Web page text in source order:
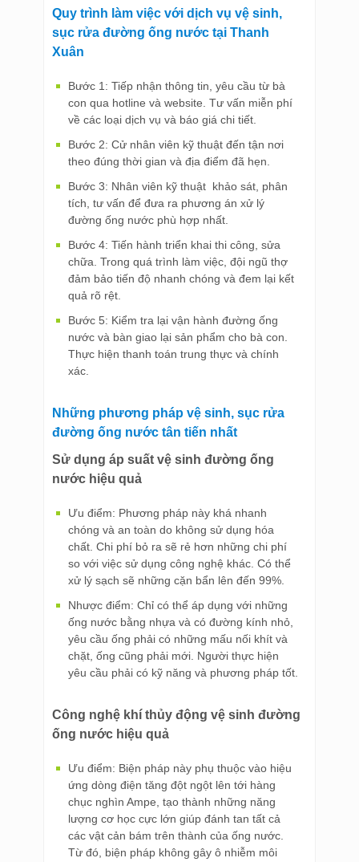
Quy trình làm việc với dịch vụ vệ sinh,
sục rửa đường ống nước tại Thanh
Xuân
Bước 1: Tiếp nhận thông tin, yêu cầu từ bà
con qua hotline và website. Tư vấn miễn phí
về các loại dịch vụ và báo giá chi tiết.
Bước 2: Cử nhân viên kỹ thuật đến tận nơi
theo đúng thời gian và địa điểm đã hẹn.
Bước 3: Nhân viên kỹ thuật khảo sát, phân
tích, tư vấn để đưa ra phương án xử lý
đường ống nước phù hợp nhất.
Bước 4: Tiến hành triển khai thi công, sửa
chữa. Trong quá trình làm việc, đội ngũ thợ
đảm bảo tiến độ nhanh chóng và đem lại kết
quả rõ rệt.
Bước 5: Kiểm tra lại vận hành đường ống
nước và bàn giao lại sản phẩm cho bà con.
Thực hiện thanh toán trung thực và chính
xác.
Những phương pháp vệ sinh, sục rửa
đường ống nước tân tiến nhất
Sử dụng áp suất vệ sinh đường ống
nước hiệu quả
Ưu điểm: Phương pháp này khá nhanh
chóng và an toàn do không sử dụng hóa
chất. Chi phí bỏ ra sẽ rẻ hơn những chi phí
so với việc sử dụng công nghệ khác. Có thể
xử lý sạch sẽ những cặn bẩn lên đến 99%.
Nhược điểm: Chỉ có thể áp dụng với những
ống nước bằng nhựa và có đường kính nhỏ,
yêu cầu ống phải có những mấu nối khít và
chặt, ống cũng phải mới. Người thực hiện
yêu cầu phải có kỹ năng và phương pháp tốt.
Công nghệ khí thủy động vệ sinh đường
ống nước hiệu quả
Ưu điểm: Biện pháp này phụ thuộc vào hiệu
ứng dòng điện tăng đột ngột lên tới hàng
chục nghìn Ampe, tạo thành những năng
lượng cơ học cực lớn giúp đánh tan tất cả
các vật cản bám trên thành của ống nước.
Từ đó, biện pháp không gây ô nhiễm môi